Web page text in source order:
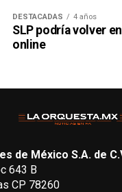
DESTACADAS 4 años
SLP podría volver
online
de México S.A. de
643 B
CP 78260